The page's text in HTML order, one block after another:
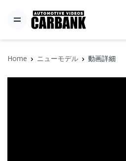
Home ニューモデル 動画詳細